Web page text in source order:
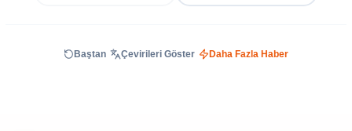
Baştan Çevirileri Göster Daha Fazla Haber